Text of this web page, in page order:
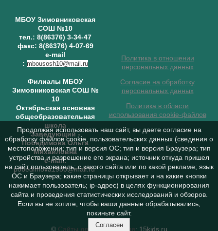
МБОУ Зимовниковская
СОШ №10
тел.: 8(86376) 3-34-47
факс: 8(86376) 4-07-69
e-mail
: mbousosh10@mail.ru
Филиалы МБОУ
Зимовниковская СОШ №
10
Октябрьская основная
общеобразовательная
школа
Заведующий-
Победимова Ольга
Михайловна
e-mail:
pobedimova1980@mail.ru
Политика в отношении
персональных данных
Согласие на обработку
персональных данных
Политика в области
использования cookie-файлов
© Сайты для образования: 15kids.ru
Продолжая использовать наш сайт, вы даете согласие на
обработку файлов cookie, пользовательских данных (сведения о
местоположении; тип и версия ОС; тип и версия Браузера; тип
устройства и разрешение его экрана; источник откуда пришел
на сайт пользователь; с какого сайта или по какой рекламе; язык
ОС и Браузера; какие страницы открывает и на какие кнопки
нажимает пользователь; ip-адрес) в целях функционирования
сайта и проведения статистических исследований и обзоров.
Если вы не хотите, чтобы ваши данные обрабатывались,
покиньте сайт.
Согласен